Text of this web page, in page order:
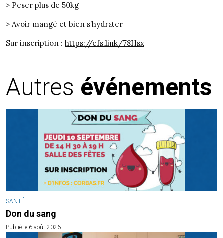
> Peser plus de 50kg
> Avoir mangé et bien s’hydrater
Sur inscription : https://efs.link/78Hsx
Autres événements
SANTÉ
Don du sang
Publié le 6 août 2026